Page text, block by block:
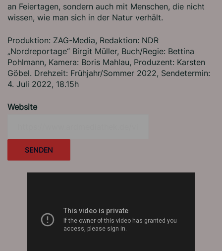
an Feiertagen, sondern auch mit Menschen, die nicht
wissen, wie man sich in der Natur verhält.
Produktion: ZAG-Media, Redaktion: NDR
„Nordreportage“ Birgit Müller, Buch/Regie: Bettina
Pohlmann, Kamera: Boris Mahlau, Produzent: Karsten
Göbel. Drehzeit: Frühjahr/Sommer 2022, Sendetermin:
4. Juli 2022, 18.15h
Website
SENDEN